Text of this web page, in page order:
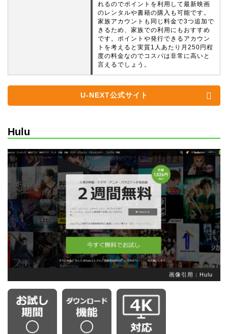
れるのでポイントを利用して最新映画
のレンタルや書籍の購入も可能です。
家族アカウントも同じ料金で3つ追加で
きるため、家族での利用にもおすすめ
です。ポイントや発行できるアカウン
トを考えると実質1人あたり月250円程
度の料金なのでコスパは非常に高いと
言えるでしょう。
U-NEXT公式サイト
Hulu
画像引用：Hulu